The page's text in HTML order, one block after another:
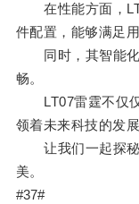
在性能方面，
件配置，能够满足
同时，其智能化
畅。
LT07雷霆不仅仅
领着未来科技的发展
让我们一起探秘
美。
#37#